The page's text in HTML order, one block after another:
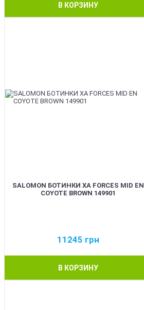
В КОРЗИНУ
SALOMON БОТИНКИ XA FORCES MID EN
COYOTE BROWN 149901
11245 грн
В КОРЗИНУ